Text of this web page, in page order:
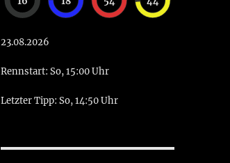
23.08.2026
Rennstart: So, 15:00 Uhr
Letzter Tipp: So, 14:50 Uhr